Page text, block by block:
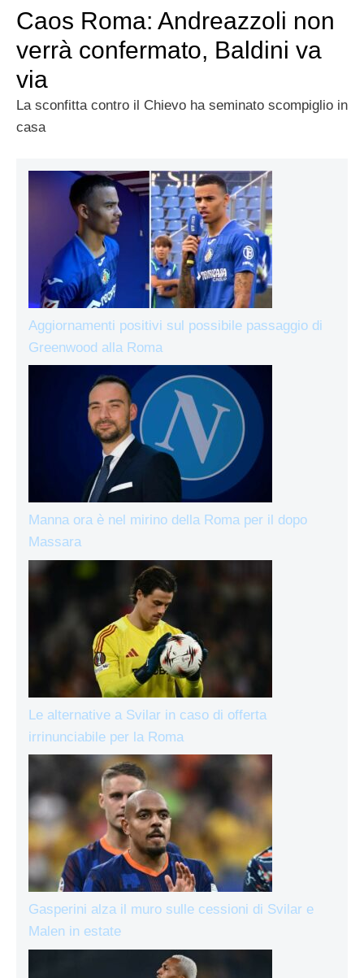
Caos Roma: Andreazzoli non
verrà confermato, Baldini va
via
La sconfitta contro il Chievo ha seminato scompiglio in
casa
Aggiornamenti positivi sul possibile passaggio di
Greenwood alla Roma
Manna ora è nel mirino della Roma per il dopo
Massara
Le alternative a Svilar in caso di offerta
irrinunciabile per la Roma
Gasperini alza il muro sulle cessioni di Svilar e
Malen in estate